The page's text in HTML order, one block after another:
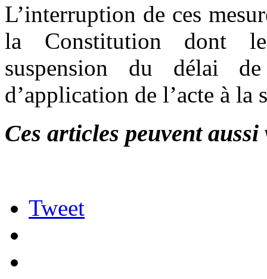
L’interruption de ces
la Constitution dont
suspension du délai
d’application de l’acte à la
Ces articles peuvent
Tweet